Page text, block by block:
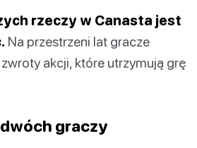
rzeczy w Canasta jest
Na przestrzeni lat gracze
akcji, które utrzymują grę
graczy